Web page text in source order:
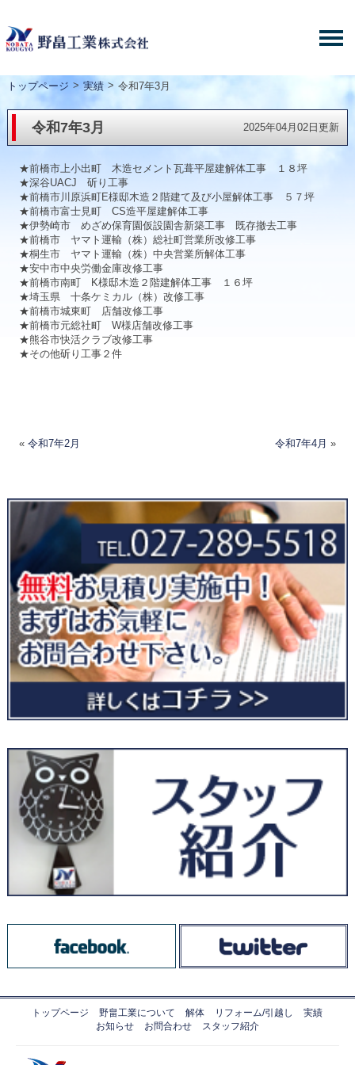
トップページ > 実績 > 令和7年3月
令和7年3月 2025年04月02日更新
★前橋市上小出町 木造セメント瓦葺平屋建解体工事 １８坪
★深谷UACJ 斫り工事
★前橋市川原浜町E様邸木造２階建て及び小屋解体工事 ５７坪
★前橋市富士見町 CS造平屋建解体工事
★伊勢崎市 めざめ保育園仮設園舎新築工事 既存撤去工事
★前橋市 ヤマト運輸（株）総社町営業所改修工事
★桐生市 ヤマト運輸（株）中央営業所解体工事
★安中市中央労働金庫改修工事
★前橋市南町 K様邸木造２階建解体工事 １６坪
★埼玉県 十条ケミカル（株）改修工事
★前橋市城東町 店舗改修工事
★前橋市元総社町 W様店舗改修工事
★熊谷市快活クラブ改修工事
★その他斫り工事２件
« 令和7年2月 令和7年4月 »
トップページ 野畠工業について 解体 リフォーム/引越し
実績
お知らせ
お問合わせ スタッフ紹介